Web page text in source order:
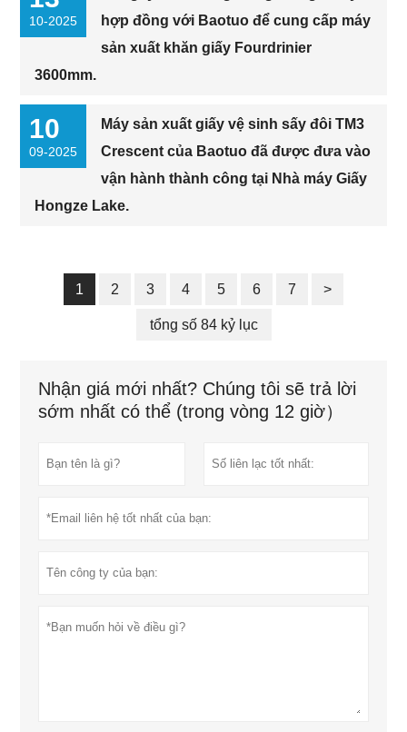
10-2025
hợp đồng với Baotuo để cung cấp máy
sản xuất khăn giấy Fourdrinier
3600mm.
10
09-2025
Máy sản xuất giấy vệ sinh sấy đôi TM3
Crescent của Baotuo đã được đưa vào
vận hành thành công tại Nhà máy Giấy
Hongze Lake.
1 2 3 4 5 6 7 >
tổng số 84 kỷ lục
Nhận giá mới nhất? Chúng tôi sẽ trả lời
sớm nhất có thể (trong vòng 12 giờ）